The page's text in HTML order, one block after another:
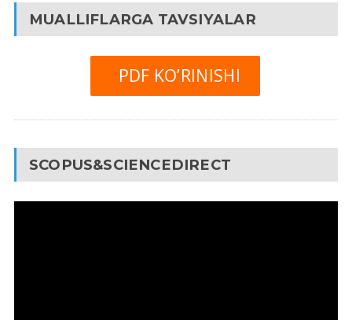
MUALLIFLARGA TAVSIYALAR
PDF KO’RINISHI
SCOPUS&SCIENCEDIRECT